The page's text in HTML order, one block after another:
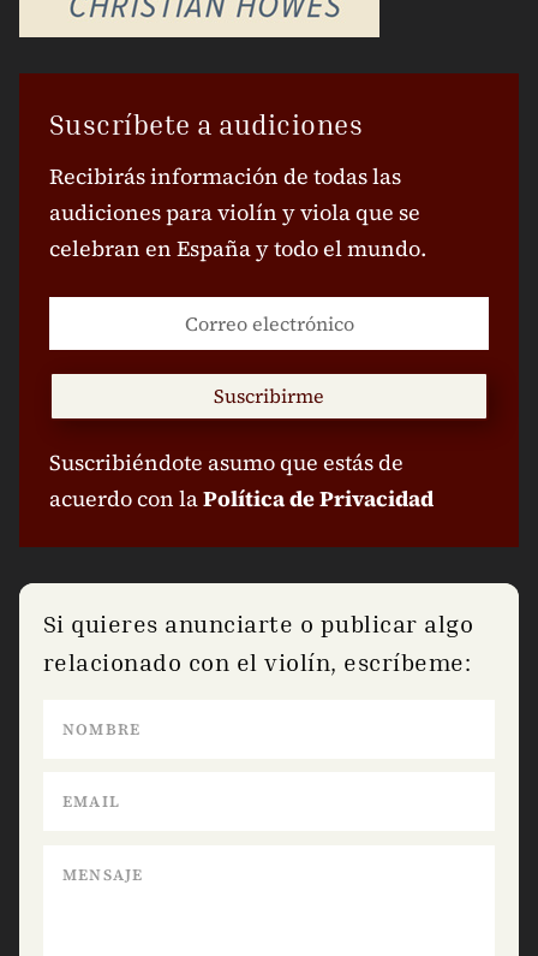
Suscríbete a audiciones
Recibirás información de todas las
audiciones para violín y viola que se
celebran en España y todo el mundo.
Suscribirme
Suscribiéndote asumo que estás de
acuerdo con laPolítica de Privacidad
Si quieres anunciarte o publicar algo
relacionado con el violín, escríbeme: